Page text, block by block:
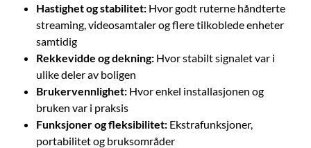
Hastighet og stabilitet: Hvor godt ruterne håndterte
streaming, videosamtaler og flere tilkoblede enheter
samtidig
Rekkevidde og dekning: Hvor stabilt signalet var i
ulike deler av boligen
Brukervennlighet: Hvor enkel installasjonen og
bruken var i praksis
Funksjoner og fleksibilitet: Ekstrafunksjoner,
portabilitet og bruksområder